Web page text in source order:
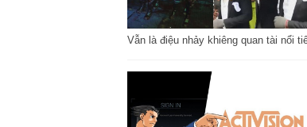
Vẫn là điệu nhảy khiêng quan tài nổi